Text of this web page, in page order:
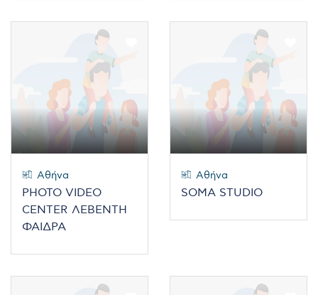
Αθήνα
PHOTO VIDEO
CENTER ΛΕΒΕΝΤΗ
ΦΑΙΔΡΑ
Αθήνα
SOMA STUDIO